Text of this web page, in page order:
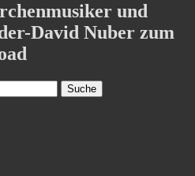
und
David Nuber zum